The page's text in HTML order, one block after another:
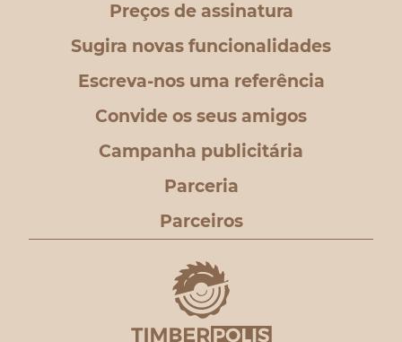
Preços de assinatura
Sugira novas funcionalidades
Escreva-nos uma referência
Convide os seus amigos
Campanha publicitária
Parceria
Parceiros